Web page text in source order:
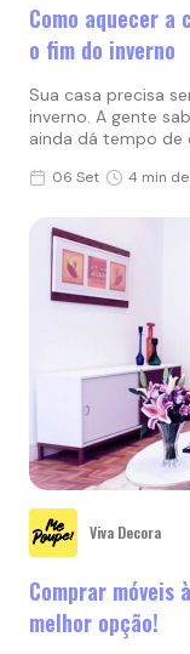
Como aquecer a
o fim do inverno
Sua casa precisa
inverno. A gente
ainda dá tempo de
06 Set 4 min
Viva Decora
Comprar móveis
melhor opção!